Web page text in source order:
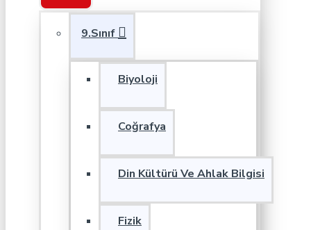
9.Sınıf
Biyoloji
Coğrafya
Din Kültürü Ve Ahlak Bilgisi
Fizik